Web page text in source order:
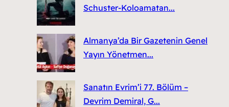
Schuster-Koloamatan...
Almanya’da Bir Gazetenin Genel
Yayın Yönetmen...
Sanatın Evrim’i 77. Bölüm –
Devrim Demiral, G...